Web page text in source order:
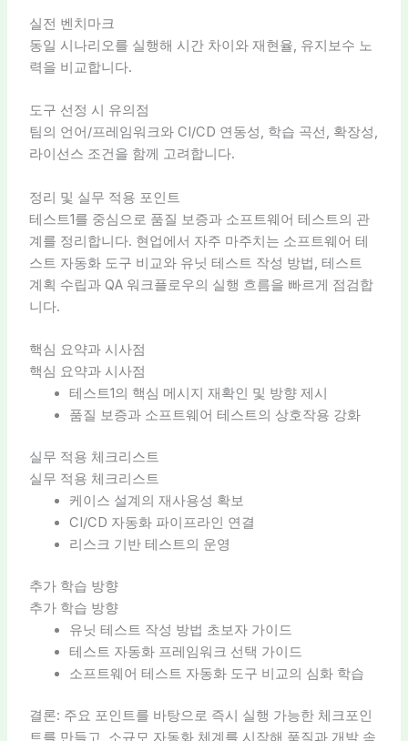
실전 벤치마크
동일 시나리오를 실행해 시간 차이와 재현율, 유지보수 노
력을 비교합니다.
도구 선정 시 유의점
팀의 언어/프레임워크와 CI/CD 연동성, 학습 곡선, 확장성,
라이선스 조건을 함께 고려합니다.
정리 및 실무 적용 포인트
테스트1를 중심으로 품질 보증과 소프트웨어 테스트의 관
계를 정리합니다. 현업에서 자주 마주치는 소프트웨어 테
스트 자동화 도구 비교와 유닛 테스트 작성 방법, 테스트
계획 수립과 QA 워크플로우의 실행 흐름을 빠르게 점검합
니다.
핵심 요약과 시사점
핵심 요약과 시사점
테스트1의 핵심 메시지 재확인 및 방향 제시
품질 보증과 소프트웨어 테스트의 상호작용 강화
실무 적용 체크리스트
실무 적용 체크리스트
케이스 설계의 재사용성 확보
CI/CD 자동화 파이프라인 연결
리스크 기반 테스트의 운영
추가 학습 방향
추가 학습 방향
유닛 테스트 작성 방법 초보자 가이드
테스트 자동화 프레임워크 선택 가이드
소프트웨어 테스트 자동화 도구 비교의 심화 학습
결론: 주요 포인트를 바탕으로 즉시 실행 가능한 체크포인
트를 만들고, 소규모 자동화 체계를 시작해 품질과 개발 속